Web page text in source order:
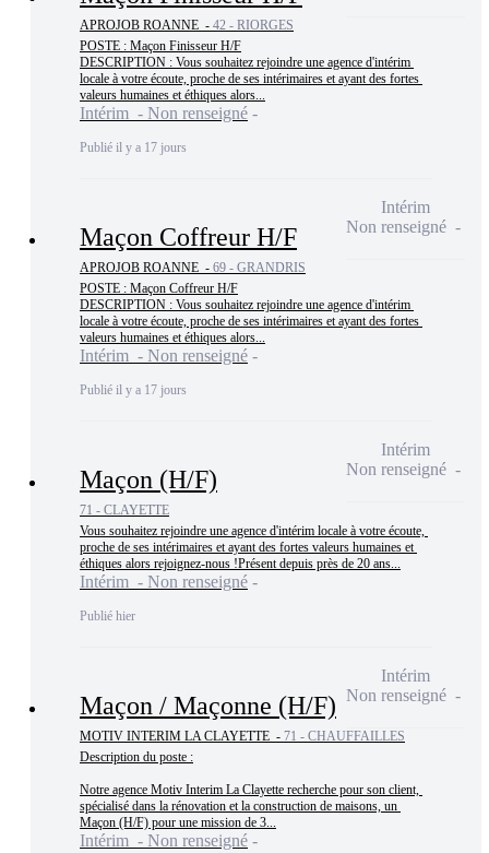
APROJOB ROANNE - 42 - RIORGES
POSTE : Maçon Finisseur H/F
DESCRIPTION : Vous souhaitez rejoindre une agence d'intérim
locale à votre écoute, proche de ses intérimaires et ayant des fortes
valeurs humaines et éthiques alors...
Intérim - Non renseigné
Publié il y a 17 jours
Maçon Coffreur H/F
APROJOB ROANNE - 69 - GRANDRIS
POSTE : Maçon Coffreur H/F
DESCRIPTION : Vous souhaitez rejoindre une agence d'intérim
locale à votre écoute, proche de ses intérimaires et ayant des fortes
valeurs humaines et éthiques alors...
Intérim - Non renseigné
Publié il y a 17 jours
Intérim
Non renseigné
Maçon (H/F)
71 - CLAYETTE
Vous souhaitez rejoindre une agence d'intérim locale à votre écoute,
proche de ses intérimaires et ayant des fortes valeurs humaines et
éthiques alors rejoignez-nous !Présent depuis près de 20 ans...
Intérim - Non renseigné
Publié hier
Intérim
Non renseigné
Maçon / Maçonne (H/F)
MOTIV INTERIM LA CLAYETTE - 71 - CHAUFFAILLES
Description du poste :
Notre agence Motiv Interim La Clayette recherche pour son client,
spécialisé dans la rénovation et la construction de maisons, un
Maçon (H/F) pour une mission de 3...
Intérim - Non renseigné
Intérim
Non renseigné